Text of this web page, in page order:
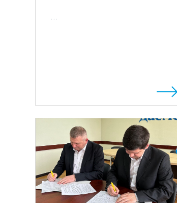
святом Воскресіння
Христового 2024!
...